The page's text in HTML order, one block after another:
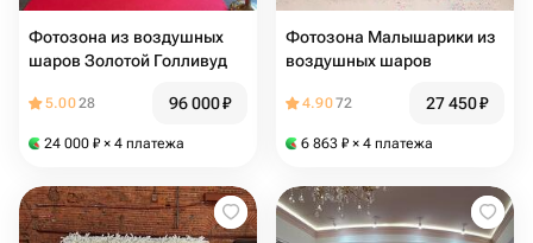
Фотозона из воздушных
шаров Золотой Голливуд
5.0028 96 000₽
24 000 ₽ × 4 платежа
Фотозона Малышарики из
воздушных шаров
4.9072 27 450₽
6 863 ₽ × 4 платежа